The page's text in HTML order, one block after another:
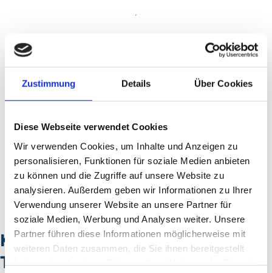
Zustimmung Details Über Cookies
Diese Webseite verwendet Cookies
Wir verwenden Cookies, um Inhalte und Anzeigen zu
personalisieren, Funktionen für soziale Medien anbieten
zu können und die Zugriffe auf unsere Website zu
analysieren. Außerdem geben wir Informationen zu Ihrer
Verwendung unserer Website an unsere Partner für
soziale Medien, Werbung und Analysen weiter. Unsere
Partner führen diese Informationen möglicherweise mit
weiteren Daten zusammen, die Sie ihnen bereitgestellt
Psychosomatische Medizin und Psychotherapie?
Warum sollte ich mich am Klinikum Nürnberg behandeln
Kontakt und
Terminvereinbarung